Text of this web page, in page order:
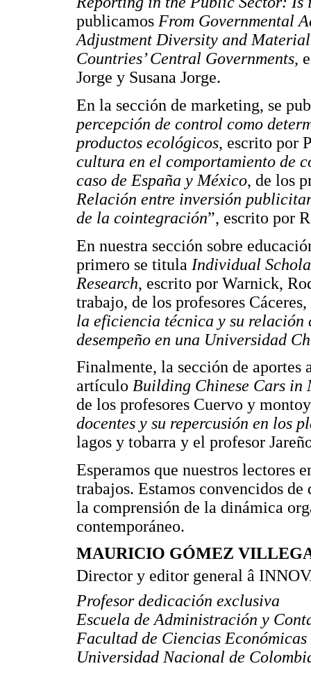
publicamos From Governmental
Adjustment Diversity and
Countries’ Central Governments,
Jorge y Susana Jorge.
En la sección de marketing, se
percepción de control como
productos ecológicos, escrito por
cultura en el comportamiento de
caso de España y México, de los
Relación entre inversión
de la cointegración”, escrito por
En nuestra sección sobre
primero se titula Individual
Research, escrito por Warnick,
trabajo, de los profesores
la eficiencia técnica y su relación
desempeño en una Universidad
Finalmente, la sección de
artículo Building Chinese Cars in
de los profesores Cuervo y
docentes y su repercusión en los
lagos y tobarra y el profesor
Esperamos que nuestros lectores
trabajos. Estamos convencidos
la comprensión de la dinámica
contemporáneo.
MAURICIO GÓMEZ
Director y editor general â
Profesor dedicación exclusiva
Escuela de Administración y
Facultad de Ciencias Económicas
Universidad Nacional de